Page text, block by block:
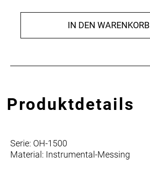
IN DEN WARENKORB
Produktdetails
Serie: OH-1500
Material: Instrumental-Messing